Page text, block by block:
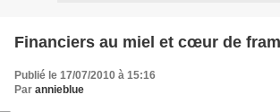
Financiers au miel et cœur de
Publié le 17/07/2010 à 15:16
Par annieblue